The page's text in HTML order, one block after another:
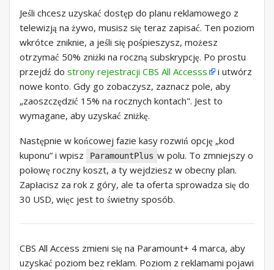
Jeśli chcesz uzyskać dostęp do planu reklamowego z
telewizją na żywo, musisz się teraz zapisać. Ten poziom
wkrótce zniknie, a jeśli się pośpieszysz, możesz
otrzymać 50% zniżki na roczną subskrypcję. Po prostu
przejdź do strony rejestracji CBS All Accesss
i utwórz
nowe konto. Gdy go zobaczysz, zaznacz pole, aby
„zaoszczędzić 15% na rocznych kontach". Jest to
wymagane, aby uzyskać zniżkę.
Następnie w końcowej fazie kasy rozwiń opcję „kod
kuponu” i wpisz
ParamountPlus w polu. To zmniejszy o
połowę roczny koszt, a ty wejdziesz w obecny plan.
Zapłacisz za rok z góry, ale ta oferta sprowadza się do
30 USD, więc jest to świetny sposób.
CBS All Access zmieni się na Paramount+ 4 marca, aby
uzyskać poziom bez reklam. Poziom z reklamami pojawi